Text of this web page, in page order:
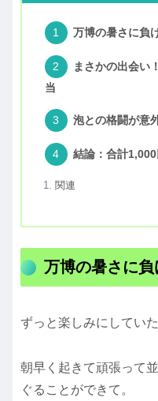
万博の暑さに負
まさかの出会い
当
泡との格闘が意
結論：合計1,000
関連
万博の暑さに負
ずっと楽しみにしてい
朝早く起きて頑張って
ぐることができて。